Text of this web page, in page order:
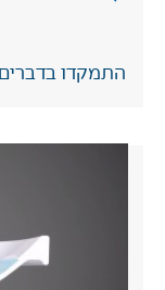
התמקדו בדברים